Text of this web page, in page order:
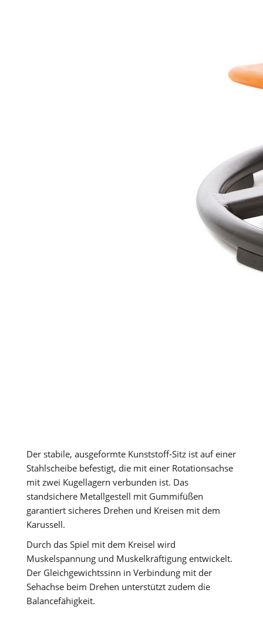
Der stabile, ausgeformte Kunststoff-Sitz ist auf einer
Stahlscheibe befestigt, die mit einer Rotationsachse
mit zwei Kugellagern verbunden ist. Das
standsichere Metallgestell mit Gummifüßen
garantiert sicheres Drehen und Kreisen mit dem
Karussell.
Durch das Spiel mit dem Kreisel wird
Muskelspannung und Muskelkräftigung entwickelt.
Der Gleichgewichtssinn in Verbindung mit der
Sehachse beim Drehen unterstützt zudem die
Balancefähigkeit.